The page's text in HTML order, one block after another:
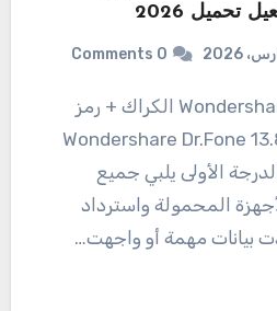
تحميل 2026
0 Comments
التسجيل تحميل 13.8.9 Wondershare Dr.Fone
الأولى يلبي جميع
المحمولة واسترداد
بيانات مهمة أو واجهت…